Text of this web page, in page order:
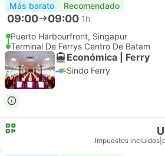
Más barato Recomendado
09:00 09:00 1h
Puerto Harbourfront, Singapur
Terminal De Ferrys Centro De Batam
Económica | Ferry
Sindo Ferry
Impuestos incluidos